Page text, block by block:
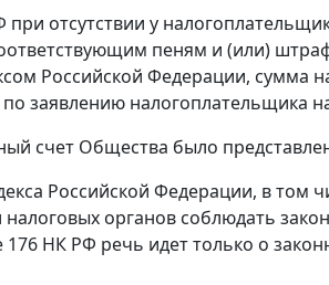
при отсутствии у
пеням и (или)
Российской Федерации,
заявлению налогоплательщика
счет Общества было
Российской Федерации, в том
органов соблюдать
176 НК РФ речь идет только о